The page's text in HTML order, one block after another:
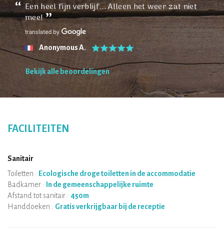
Een heel fijn verblijf... Alleen het weer zat niet
mee!
Anonymous A.
Bekijk alle beoordelingen
FACILITEITEN
Sanitair
Toiletten : Ecologische droge toiletten in de accommodatie
Badkamer :
In de gemeenschappelijke ruimte
Afstand tot sanitair : 450m
Handdoeken : Gratis verkrijgbaar bij de receptie